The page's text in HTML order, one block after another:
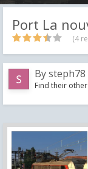
Port La
(4
Bysteph78
Find their